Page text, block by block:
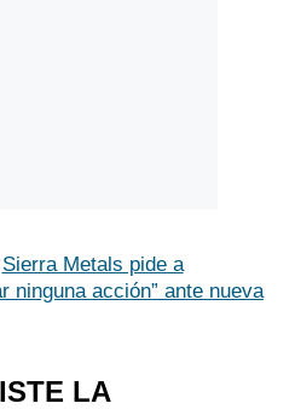
Sierra Metals pide a
ninguna acción” ante nueva
LA